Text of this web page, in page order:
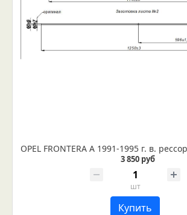
3 850 руб
шт
Купить